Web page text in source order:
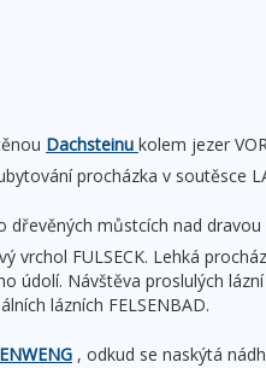
Dachsteinu kolem jezer
procházka v soutěsce
dřevěných můstcích nad
vrchol FULSECK. Lehká
údolí. Návštěva proslulých
lázních FELSENBAD.
, odkud se naskýtá